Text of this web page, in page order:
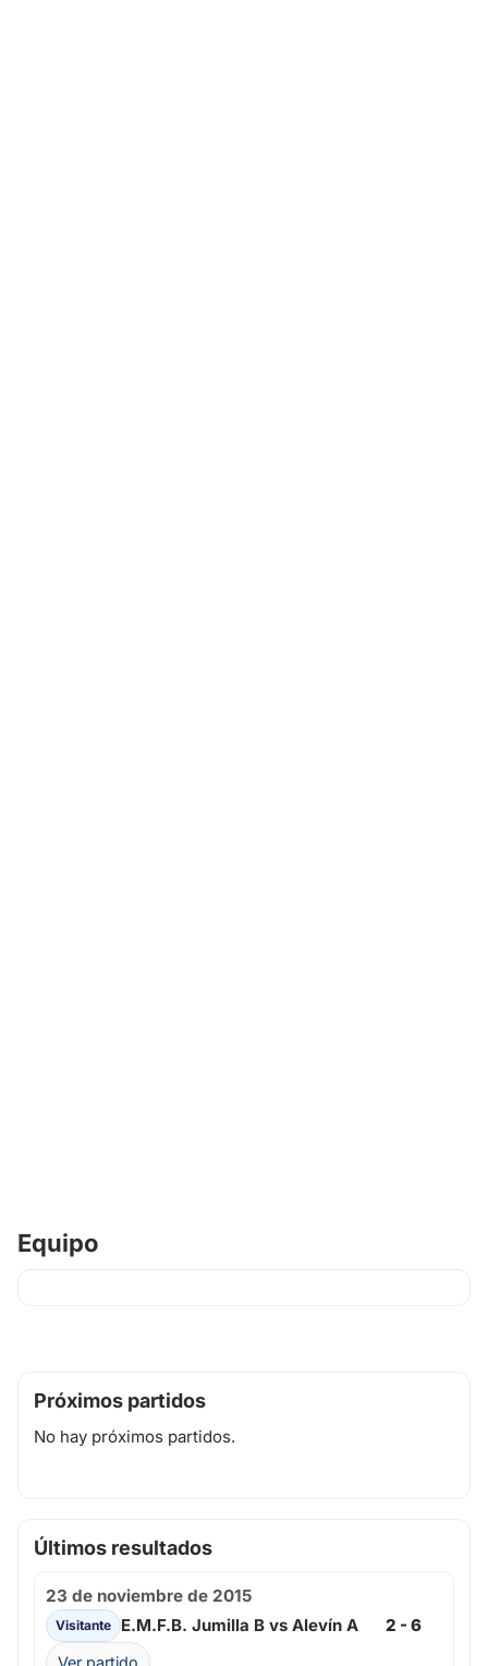
Equipo
Próximos partidos
No hay próximos partidos.
Últimos resultados
23 de noviembre de 2015
Visitante E.M.F.B. Jumilla B vs Alevín A 2 - 6
Ver partido